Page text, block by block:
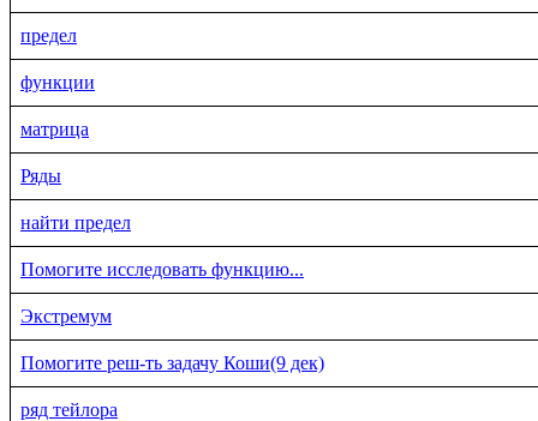
предел
функции
матрица
Ряды
найти предел
Помогите исследовать функцию...
Экстремум
Помогите реш-ть задачу Коши(9 дек)
ряд тейлора